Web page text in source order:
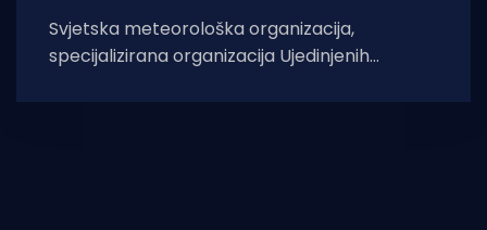
Svjetska meteorološka organizacija,
specijalizirana organizacija Ujedinjenih
fotografije koje će ući u kalendar za